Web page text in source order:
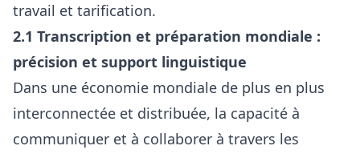
travail et tarification.
2.1 Transcription et préparation mondiale :
précision et support linguistique
Dans une économie mondiale de plus en plus
interconnectée et distribuée, la capacité à
communiquer et à collaborer à travers les